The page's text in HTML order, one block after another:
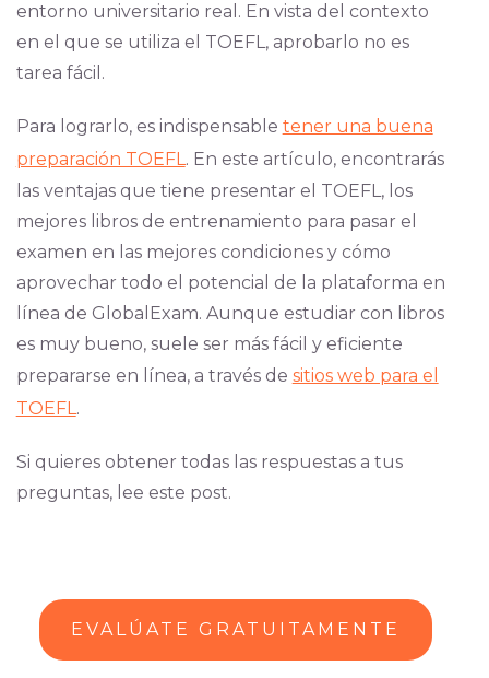
entorno universitario real. En vista del contexto
en el que se utiliza el TOEFL, aprobarlo no es
tarea fácil.
Para lograrlo, es indispensable tener una buena
preparación TOEFL. En este artículo, encontrarás
las ventajas que tiene presentar el TOEFL, los
mejores libros de entrenamiento para pasar el
examen en las mejores condiciones y cómo
aprovechar todo el potencial de la plataforma en
línea de GlobalExam. Aunque estudiar con libros
es muy bueno, suele ser más fácil y eficiente
prepararse en línea, a través de sitios web para el
TOEFL.
Si quieres obtener todas las respuestas a tus
preguntas, lee este post.
EVALÚATE GRATUITAMENTE